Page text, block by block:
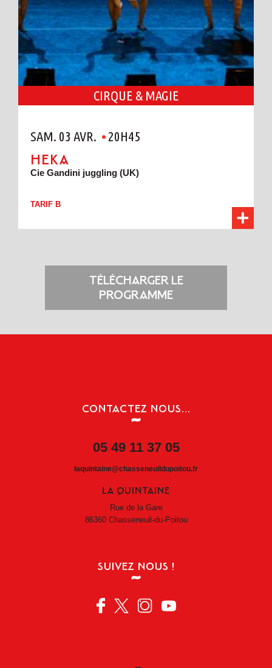
CIRQUE & MAGIE
SAM. 03 AVR. 20H45
HEKA
Cie Gandini juggling (UK)
TARIF B
TÉLÉCHARGER LE
PROGRAMME
CONTACTEZ NOUS...
05 49 11 37 05
laquintaine@chasseneuildupoitou.fr
LA QUINTAINE
Rue de la Gare
86360 Chasseneuil-du-Poitou
SUIVEZ NOUS !